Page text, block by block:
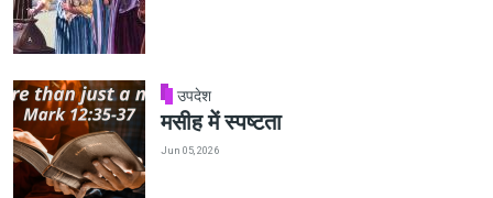
उपदेश
मसीह में स्पष्टता
Jun 05, 2026